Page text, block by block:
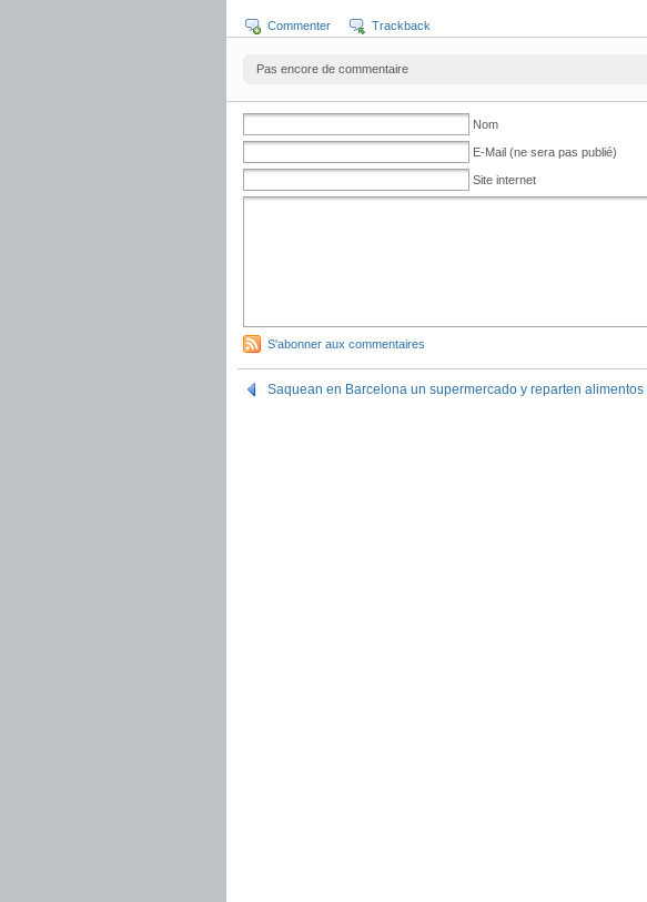
Commenter Trackback
Pas encore de commentaire
Nom
E-Mail (ne sera pas publié)
Site internet
S'abonner aux commentaires
Saquean en Barcelona un supermercado y reparten